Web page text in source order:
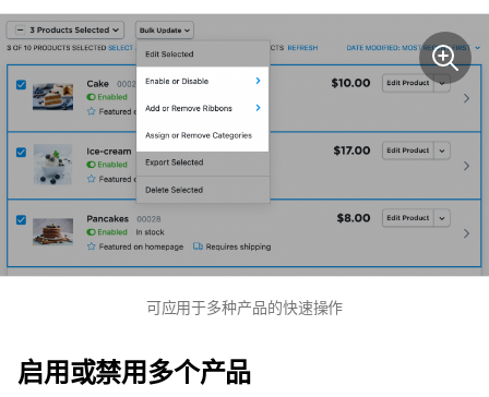
可应用于多种产品的快速操作
启用或禁用多个产品